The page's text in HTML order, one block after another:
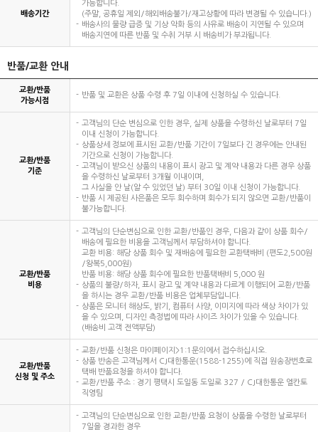
배송기간
가능합니다.
(주말, 공휴일 제외/해외배송불가/재고상황에 따라 변경될 수 있습니다.)
배송사의 물량 급증 및 기상 악화 등의 사유로 배송이 지연될 수 있으며
배송지연에 따른 반품 및 수취 거부 시 배송비가 부과됩니다.
반품/교환 안내
교환/반품
가능시점
반품 및 교환은 상품 수령 후 7일 이내에 신청하실 수 있습니다.
교환/반품
기준
고객님의 단순 변심으로 인한 경우, 실제 상품을 수령하신 날로부터 7일
이내 신청이 가능합니다.
상품상세 정보에 표시된 교환/반품 기간이 7일보다 긴 경우에는 안내된
기간으로 신청이 가능합니다.
고객님이 받으신 상품의 내용이 표시 광고 및 계약 내용과 다른 경우 상품
을 수령하신 날로부터 3개월 이내이며,
그 사실을 안 날(알 수 있었던 날) 부터 30일 이내 신청이 가능합니다.
반품 시 제공된 사은품은 모두 회수하며 회수가 되지 않으면 교환/반품이
불가능합니다.
교환/반품
비용
고객님의 단순변심으로 인한 교환/반품인 경우, 다음과 같이 상품 회수/
배송에 필요한 비용을 고객님께서 부담하셔야 합니다.
교환 비용: 해당 상품 회수 및 재배송에 필요한 교환택배비 (편도2,500원
/왕복5,000원)
반품 비용: 해당 상품 회수에 필요한 반품택배비 5,000 원
상품의 불량/하자, 표시 광고 및 계약 내용과 다르게 이행되어 교환/반품
을 하시는 경우 교환/반품 비용은 업체부담입니다.
상품은 모니터 해상도, 밝기, 컴퓨터 사양, 이미지에 따라 색상 차이가 있
을 수 있으며, 디자인 측정법에 따라 사이즈 차이가 있을 수 있습니다.
(배송비 고객 전액부담)
교환/반품
신청 및 주소
교환/반품 신청은 마이페이지>1:1문의에서 접수하십시오.
상품 반송은 고객님께서 CJ대한통운(1588-1255)에 직접 원송장번호로
택배 반품요청을 하셔야 합니다.
교환/반품 주소 : 경기 평택시 도일동 도일로 327 / CJ대한통운 엘칸토
직영팀
고객님의 단순변심으로 인한 교환/반품 요청이 상품을 수령한 날로부터
7일을 경과한 경우